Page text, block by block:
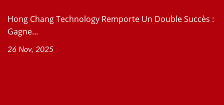
Hong Chang Technology Remporte Un Double Succès :
Gagne...
26 Nov, 2025